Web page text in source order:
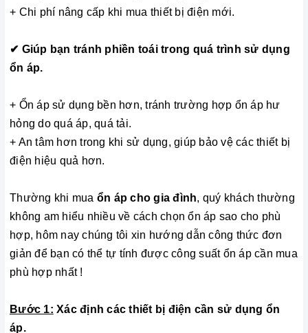
+ Chi phí nâng cấp khi mua thiết bị điện mới.
✔ Giúp bạn tránh phiền toái trong quá trình sử dụng
ổn áp.
+ Ổn áp sử dụng bền hơn, tránh trường hợp ổn áp hư
hỏng do quá áp, quá tải.
+ An tâm hơn trong khi sử dụng, giúp bảo vệ các thiết bị
điện hiệu quả hơn.
Thường khi mua ổn áp cho gia đình, quý khách thường
không am hiểu nhiều về cách chọn ổn áp sao cho phù
hợp, hôm nay chúng tôi xin hướng dẫn công thức đơn
giản để bạn có thể tự tính được công suất ổn áp cần mua
phù hợp nhất !
Bước 1: Xác định các thiết bị điện cần sử dụng ổn
áp.